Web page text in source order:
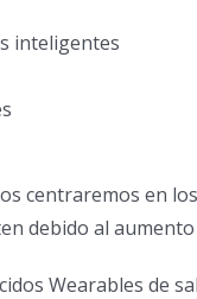
inteligentes
centraremos en
debido al
Wearables de